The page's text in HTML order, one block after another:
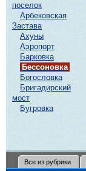
поселок
Арбековская
Застава
Ахуны
Аэропорт
Барковка
Бессоновка
Богословка
Бригадирский
мост
Бугровка
Все из рубрики